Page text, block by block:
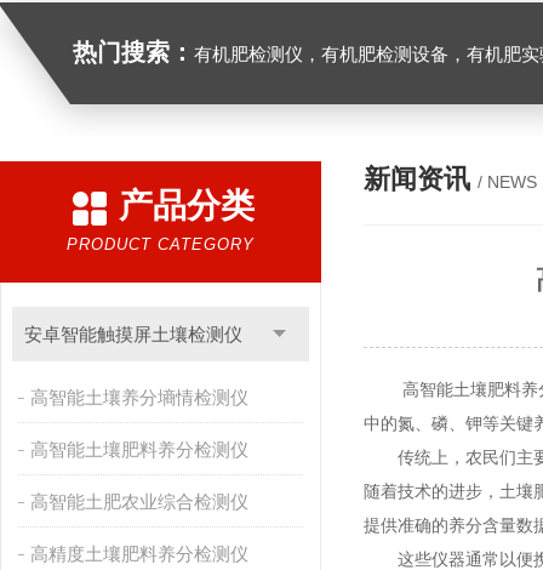
热门搜索： 有机肥检测仪，有机肥检测设备，有机肥实验室设备，生物有
产品分类
PRODUCT CATEGORY
安卓智能触摸屏土壤检测仪
高智能土壤养分墒情检测仪
高智能土壤肥料养分检测仪
高智能土肥农业综合检测仪
高精度土壤肥料养分检测仪
新闻资讯 / NEWS
高智能土壤肥料养分
中的氮、磷、钾等关键
传统上，农民们主要
随着技术的进步，土壤
提供准确的养分含量数
这些仪器通常以便携